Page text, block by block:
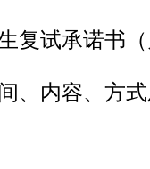
复试承诺书
、内容、方